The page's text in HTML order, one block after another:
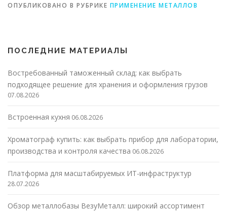
ОПУБЛИКОВАНО В РУБРИКЕ ПРИМЕНЕНИЕ МЕТАЛЛОВ
ПОСЛЕДНИЕ МАТЕРИАЛЫ
Востребованный таможенный склад: как выбрать
подходящее решение для хранения и оформления грузов
07.08.2026
Встроенная кухня 06.08.2026
Хроматограф купить: как выбрать прибор для лаборатории,
производства и контроля качества 06.08.2026
Платформа для масштабируемых ИТ-инфраструктур
28.07.2026
Обзор металлобазы ВезуМеталл: широкий ассортимент